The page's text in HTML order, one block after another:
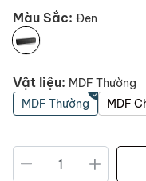
Màu Sắc: Đen
Vật liệu: MDF Thường
MDF Thường
MDF